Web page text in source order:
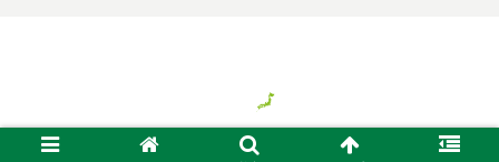
© 2018 気ままに旅する日本、時々バイト.